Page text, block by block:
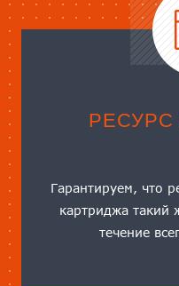
Гарантируем, что
картриджа такий
течение